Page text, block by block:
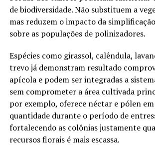
de biodiversidade. Não substituem a
mas reduzem o impacto da
sobre as populações de polinizadores.
Espécies como girassol, calêndula,
trevo já demonstram resultado
apícola e podem ser integradas a
sem comprometer a área cultivada
por exemplo, oferece néctar e pólen
quantidade durante o período de
fortalecendo as colônias justamente
recursos florais é mais escassa.